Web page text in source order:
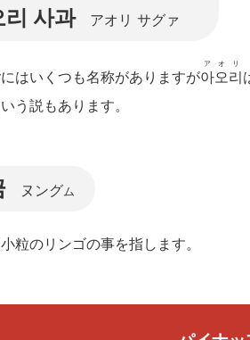
리 사과アオリ サグァ
はいくつも名称がありますが아오리
アオリ
う説もあります。
ヌングム
粒のリンゴの事を指します。